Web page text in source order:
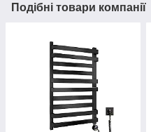
Подібні товари компанії